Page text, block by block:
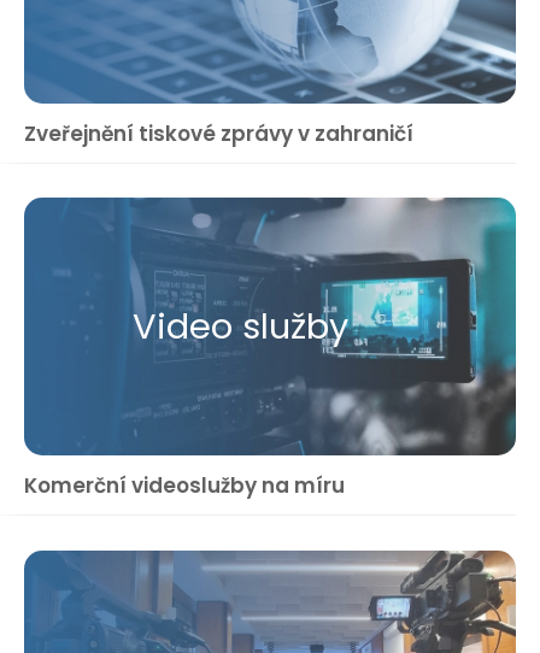
Zveřejnění tiskové zprávy v zahraničí
Video služby
Komerční videoslužby na míru